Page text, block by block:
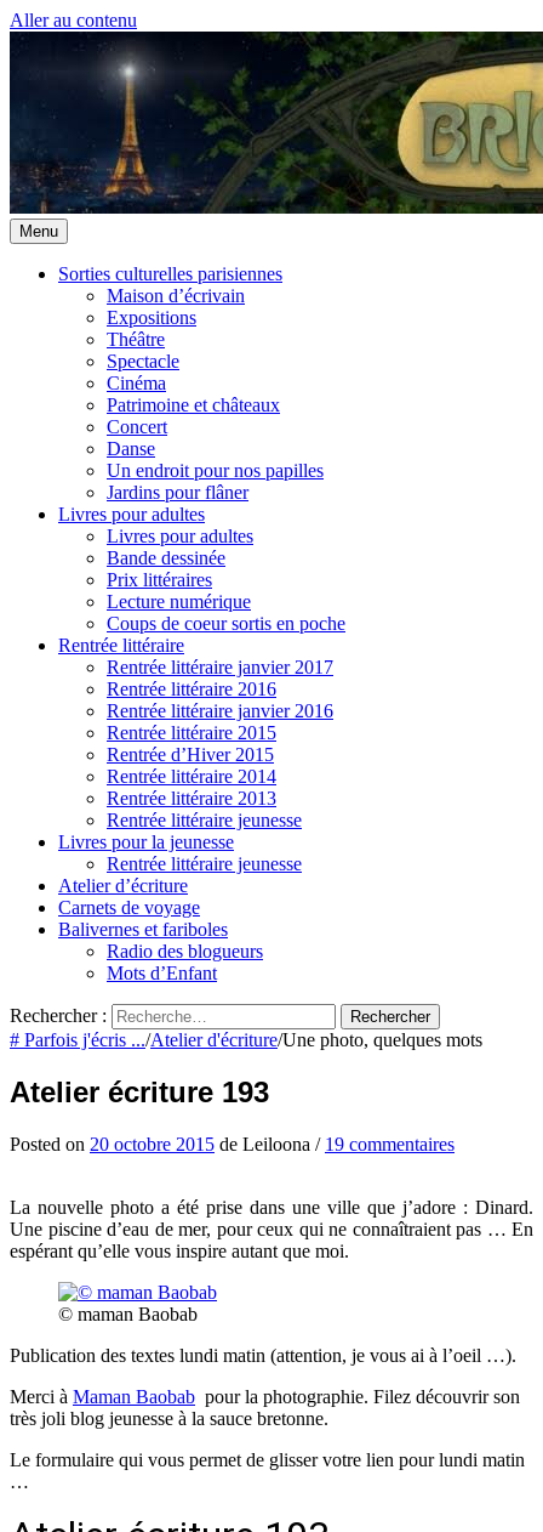
Aller au contenu
Menu
Sorties culturelles parisiennes
Maison d’écrivain
Expositions
Théâtre
Spectacle
Cinéma
Patrimoine et châteaux
Concert
Danse
Un endroit pour nos papilles
Jardins pour flâner
Livres pour adultes
Livres pour adultes
Bande dessinée
Prix littéraires
Lecture numérique
Coups de coeur sortis en poche
Rentrée littéraire
Rentrée littéraire janvier 2017
Rentrée littéraire 2016
Rentrée littéraire janvier 2016
Rentrée littéraire 2015
Rentrée d’Hiver 2015
Rentrée littéraire 2014
Rentrée littéraire 2013
Rentrée littéraire jeunesse
Livres pour la jeunesse
Rentrée littéraire jeunesse
Atelier d’écriture
Carnets de voyage
Balivernes et fariboles
Radio des blogueurs
Mots d’Enfant
Rechercher :
# Parfois j'écris .../Atelier d'écriture/Une photo, quelques mots
Atelier écriture 193
Posted on 20 octobre 2015 de Leiloona / 19 commentaires
La nouvelle photo a été prise dans une ville que j’adore : Dinard.
Une piscine d’eau de mer, pour ceux qui ne connaîtraient pas … En
espérant qu’elle vous inspire autant que moi.
© maman Baobab
Publication des textes lundi matin (attention, je vous ai à l’oeil …).
Merci à Maman Baobab pour la photographie. Filez découvrir son
très joli blog jeunesse à la sauce bretonne.
Le formulaire qui vous permet de glisser votre lien pour lundi matin
…